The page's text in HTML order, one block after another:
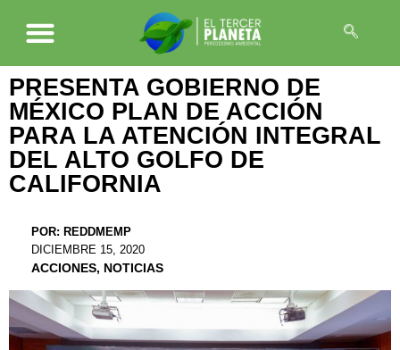
PRESENTA GOBIERNO DE
MÉXICO PLAN DE ACCIÓN
PARA LA ATENCIÓN INTEGRAL
DEL ALTO GOLFO DE
CALIFORNIA
POR: REDDMEMP
DICIEMBRE 15, 2020
ACCIONES, NOTICIAS